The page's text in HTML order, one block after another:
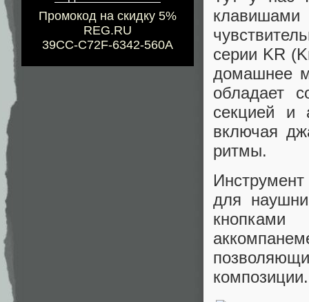
Промокод на скидку 5%
REG.RU
39CC-C72F-6342-560A
серии KR
домашнее
обладает
секцией и
включая
ритмы.
для
композиции.